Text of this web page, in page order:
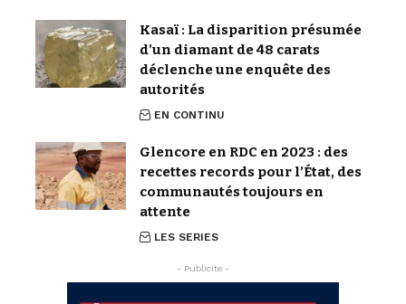
Kasaï : La disparition présumée
d’un diamant de 48 carats
déclenche une enquête des
autorités
EN CONTINU
Glencore en RDC en 2023 : des
recettes records pour l’État, des
communautés toujours en
attente
LES SERIES
- Publicite -